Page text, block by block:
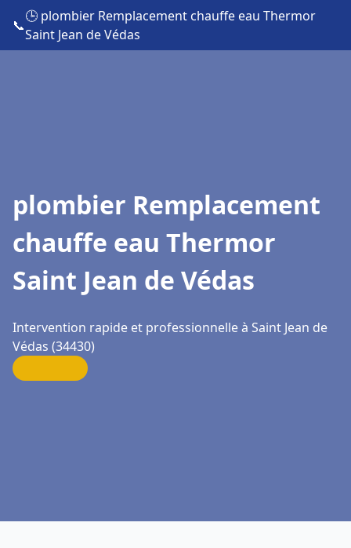
📞
🕒 plombier Remplacement chauffe eau Thermor
Saint Jean de Védas
plombier Remplacement
chauffe eau Thermor
Saint Jean de Védas
Intervention rapide et professionnelle à Saint Jean de
Védas (34430)